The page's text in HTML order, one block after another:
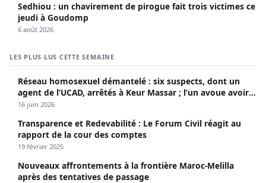
Sedhiou : un chavirement de pirogue fait trois victimes ce
jeudi à Goudomp
6 août 2026
LES PLUS LUS CETTE SEMAINE
Réseau homosexuel démantelé : six suspects, dont un
agent de l’UCAD, arrêtés à Keur Massar ; l’un avoue avoir
propagé le VIH depuis 2018
16 juin 2026
Transparence et Redevabilité : Le Forum Civil réagit au
rapport de la cour des comptes
19 février 2025
Nouveaux affrontements à la frontière Maroc-Melilla
après des tentatives de passage